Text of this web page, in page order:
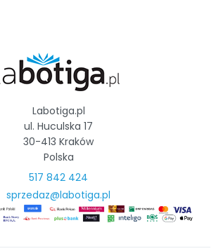
Labotiga.pl
ul. Huculska 17
30-413 Kraków
Polska
517 842 424
sprzedaz@labotiga.pl